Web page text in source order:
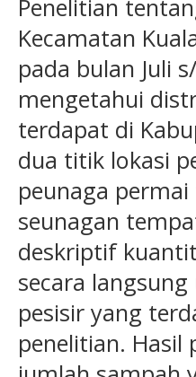
Penelitian
Kecamatan
pada bulan Juli
mengetahui
terdapat di
dua titik lokasi
peunaga
seunagan
deskriptif
secara
pesisir yang
penelitian. Hasil